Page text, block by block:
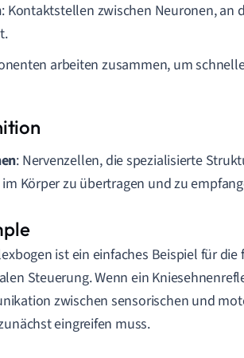
: Kontaktstellen zwischen Neuronen, an
arbeiten zusammen, um
: Nervenzellen, die spezialisierte
Körper zu übertragen und zu
ist ein einfaches Beispiel für
Steuerung. Wenn ein
zwischen sensorischen und
eingreifen muss.